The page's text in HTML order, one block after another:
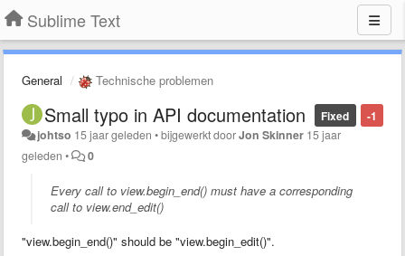
Sublime Text
General Technische problemen
-1
Fixed
Small typo in API documentation
johtso 15 jaar geleden •bijgewerkt doorJon Skinner 15 jaar
geleden • 0
Every call to view.begin_end() must have a corresponding
call to view.end_edit()
"view.begin_end()" should be "view.begin_edit()".